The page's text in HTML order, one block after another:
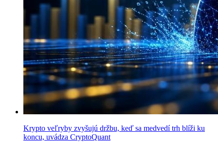
Krypto veľryby zvyšujú držbu, keď sa medvedí trh blíži ku
koncu, uvádza CryptoQuant